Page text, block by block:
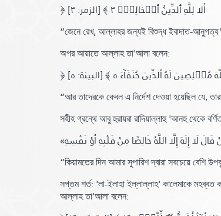
﴿ أَلَا لِلَّهِ ٱلدِّينُ ٱلۡخَالِصُۚ ٣ ﴾
[الزمر: ٣]
“জেনে রেখ, আল্লাহর জন্যই বিশুদ্ধ ইবাদাত-
অপর আয়াতে আল্লাহ তা'আলা বলেন:
مُخۡلِصِينَ لَهُ ٱلدِّينَ حُنَفَآءَ ٥ ﴾
[البينة: ٥]
“আর তাদেরকে কেবল এ নির্দেশ দেওয়া হয়েছিল যে,
সহীহ গ্রন্থে আবু হুরায়রা রাদিয়াল্লাহু 'আনহু থেকে
“কিয়ামতের দিন আমার সুপারিশ দ্বারা সবচেয়ে
সপ্তম শর্ত: 'লা-ইলাহা ইল্লাল্লাহ' কালেমাকে মহব্বত
আল্লাহ তা'আলা বলেন: